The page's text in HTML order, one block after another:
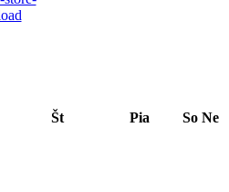
Št Pia So Ne